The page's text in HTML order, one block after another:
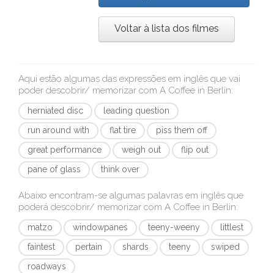
Voltar à lista dos filmes
Aqui estão algumas das expressões em inglês que vai
poder descobrir/ memorizar com A Coffee in Berlin:
herniated disc
leading question
run around with
flat tire
piss them off
great performance
weigh out
flip out
pane of glass
think over
Abaixo encontram-se algumas palavras em inglês que
poderá descobrir/ memorizar com A Coffee in Berlin:
matzo windowpanes teeny-weeny
littlest
faintest
pertain shards teeny
swiped
roadways